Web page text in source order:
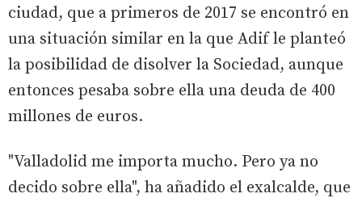
ciudad, que a primeros de 2017 se encontró en
una situación similar en la que Adif le planteó
la posibilidad de disolver la Sociedad, aunque
entonces pesaba sobre ella una deuda de 400
millones de euros.
"Valladolid me importa mucho. Pero ya no
decido sobre ella", ha añadido el exalcalde, que